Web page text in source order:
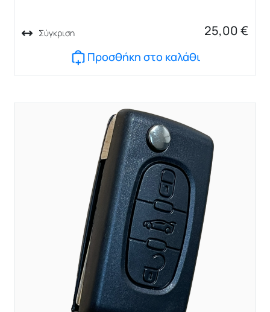
Σύγκριση 25,00€
Προσθήκη στο καλάθι